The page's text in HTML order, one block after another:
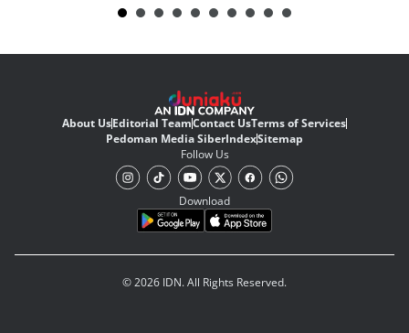
About UsEditorial TeamContact UsTerms of Services
Pedoman Media SiberIndexSitemap
Follow Us
Download
© 2026 IDN. All Rights Reserved.